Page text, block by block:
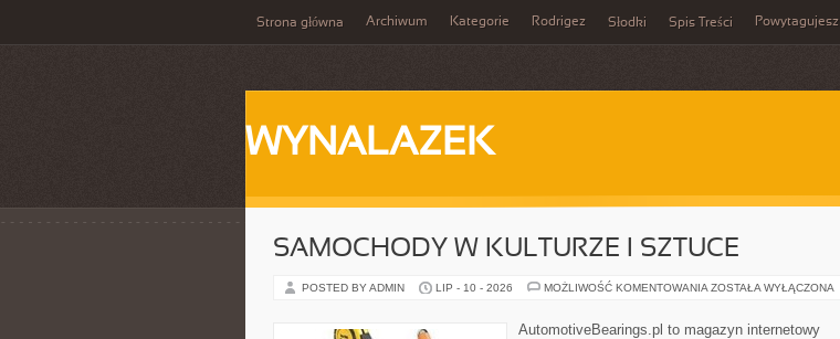
Strona główna Archiwum Kategorie Rodrigez Słodki Spis Treści Powytagujesz
WYNALAZEK
SAMOCHODY W KULTURZE I SZTUCE
POSTED BY ADMIN LIP - 10 - 2026 MOŻLIWOŚĆ KOMENTOWANIA SAMOCHODY
SZTUCE
ZOSTAŁA WYŁĄCZONA
AutomotiveBearings.pl to magazyn internetowy